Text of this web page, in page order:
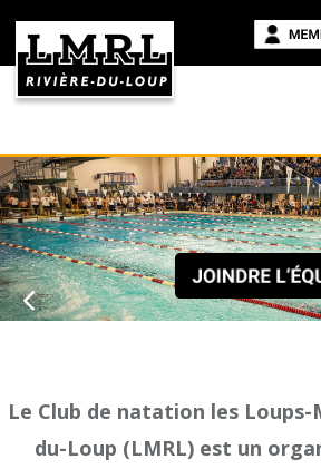
Le Club de natation les Loups-
du-Loup (LMRL) est un